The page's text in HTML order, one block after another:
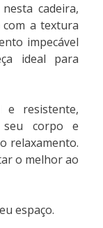
cadeira,
a textura
impecável
ideal para
resistente,
seu corpo e
relaxamento.
o melhor ao
espaço.